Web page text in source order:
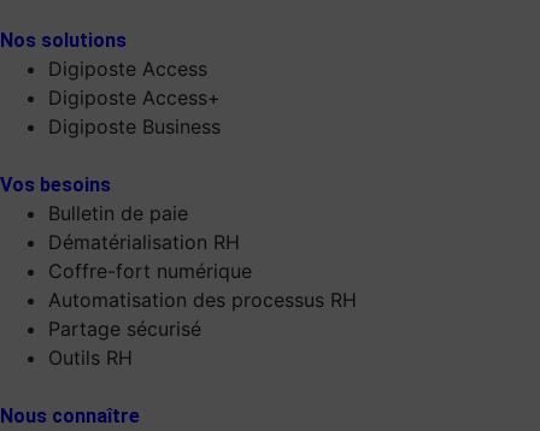
Nos solutions
Digiposte Access
Digiposte Access+
Digiposte Business
Vos besoins
Bulletin de paie
Dématérialisation RH
Coffre-fort numérique
Automatisation des processus RH
Partage sécurisé
Outils RH
Nous connaître